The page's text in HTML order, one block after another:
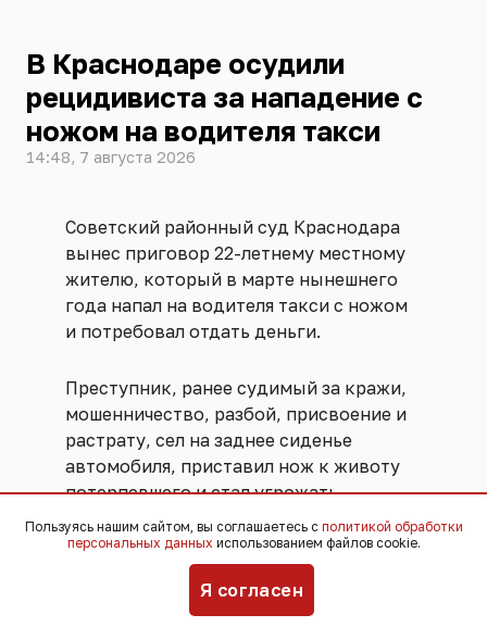
В Краснодаре осудили
рецидивиста за нападение с
ножом на водителя такси
14:48, 7 августа 2026
Советский районный суд Краснодара
вынес приговор 22-летнему местному
жителю, который в марте нынешнего
года напал на водителя такси с ножом
и потребовал отдать деньги.
Преступник, ранее судимый за кражи,
мошенничество, разбой, присвоение и
растрату, сел на заднее сиденье
автомобиля, приставил нож к животу
потерпевшего и стал угрожать.
Водитель смог вырваться, когда
нападавший отвлекся на вопросы о
работе видеорегистратора, заглушил
двигатель и выбежал из машины. Это
Пользуясь нашим сайтом, вы соглашаетесь с политикой обработки
персональных данных использованием файлов cookie.
Я согласен